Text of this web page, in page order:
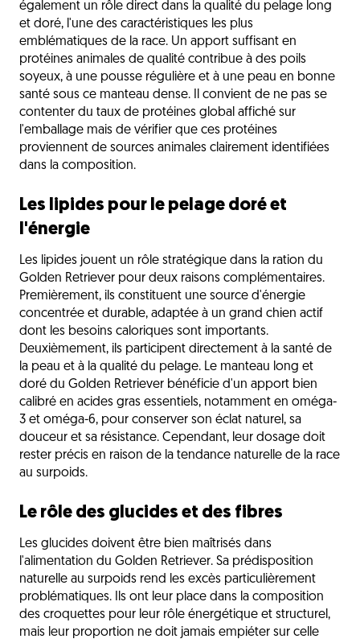
également un rôle direct dans la qualité du pelage long
et doré, l'une des caractéristiques les plus
emblématiques de la race. Un apport suffisant en
protéines animales de qualité contribue à des poils
soyeux, à une pousse régulière et à une peau en bonne
santé sous ce manteau dense. Il convient de ne pas se
contenter du taux de protéines global affiché sur
l'emballage mais de vérifier que ces protéines
proviennent de sources animales clairement identifiées
dans la composition.
Les lipides pour le pelage doré et
l'énergie
Les lipides jouent un rôle stratégique dans la ration du
Golden Retriever pour deux raisons complémentaires.
Premièrement, ils constituent une source d'énergie
concentrée et durable, adaptée à un grand chien actif
dont les besoins caloriques sont importants.
Deuxièmement, ils participent directement à la santé de
la peau et à la qualité du pelage. Le manteau long et
doré du Golden Retriever bénéficie d'un apport bien
calibré en acides gras essentiels, notamment en oméga-
3 et oméga-6, pour conserver son éclat naturel, sa
douceur et sa résistance. Cependant, leur dosage doit
rester précis en raison de la tendance naturelle de la race
au surpoids.
Le rôle des glucides et des fibres
Les glucides doivent être bien maîtrisés dans
l'alimentation du Golden Retriever. Sa prédisposition
naturelle au surpoids rend les excès particulièrement
problématiques. Ils ont leur place dans la composition
des croquettes pour leur rôle énergétique et structurel,
mais leur proportion ne doit jamais empiéter sur celle